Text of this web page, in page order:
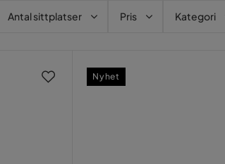
Antal sittplatser Pris Kategori
Nyhet